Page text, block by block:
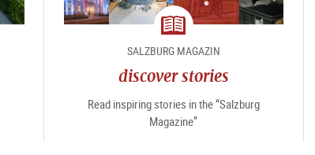
magazine
SALZBURG MAGAZIN
discover stories
Read inspiring stories in the “Salzburg
Magazine”